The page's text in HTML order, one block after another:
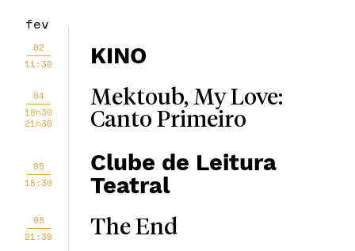
fev
02
11:30
KINO
04
18h30
21h30
Mektoub, My Love:
Canto Primeiro
05
18:30
Clube de Leitura
Teatral
08
21:30
The End